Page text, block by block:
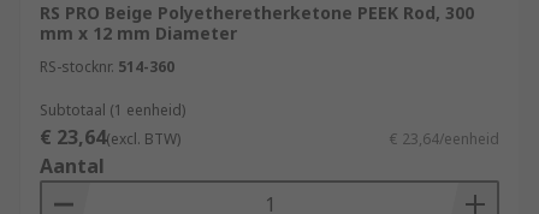
RS PRO Beige Polyetheretherketone PEEK Rod, 300
mm x 12 mm Diameter
RS-stocknr. 514-360
Subtotaal (1 eenheid)
€ 23,64(excl. BTW) € 23,64/eenheid
Aantal